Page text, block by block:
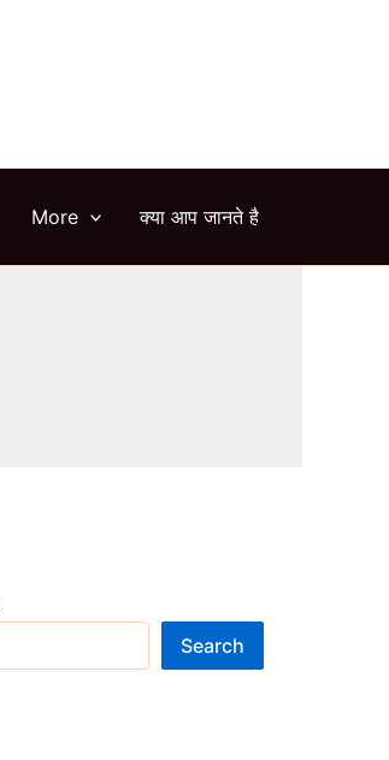
More क्या आप जानते है
Search